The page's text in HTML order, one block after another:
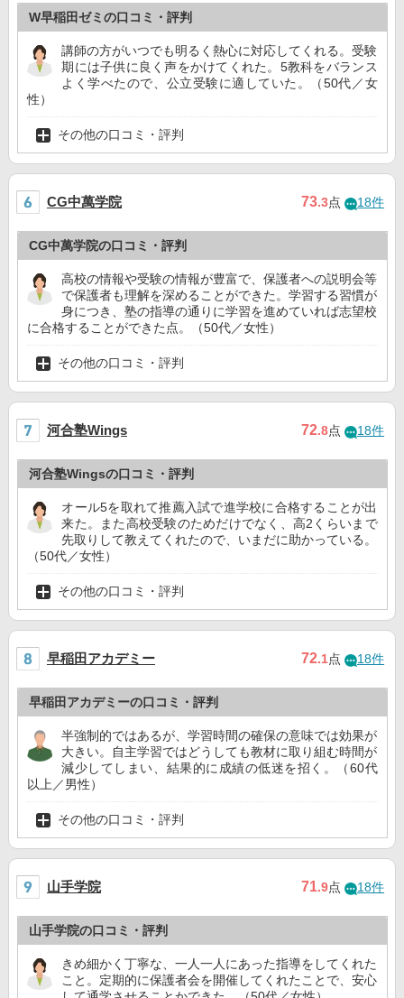
W早稲田ゼミの口コミ・評判
講師の方がいつでも明るく熱心に対応してくれる。受験
期には子供に良く声をかけてくれた。5教科をバランス
よく学べたので、公立受験に適していた。（50代／女
性）
その他の口コミ・評判
CG中萬学院 73.3点 18件
CG中萬学院の口コミ・評判
高校の情報や受験の情報が豊富で、保護者への説明会等
で保護者も理解を深めることができた。学習する習慣が
身につき、塾の指導の通りに学習を進めていれば志望校
に合格することができた点。（50代／女性）
その他の口コミ・評判
河合塾Wings 72.8点 18件
河合塾Wingsの口コミ・評判
オール5を取れて推薦入試で進学校に合格することが出
来た。また高校受験のためだけでなく、高2くらいまで
先取りして教えてくれたので、いまだに助かっている。
（50代／女性）
その他の口コミ・評判
早稲田アカデミー 72.1点 18件
早稲田アカデミーの口コミ・評判
半強制的ではあるが、学習時間の確保の意味では効果が
大きい。自主学習ではどうしても教材に取り組む時間が
減少してしまい、結果的に成績の低迷を招く。（60代
以上／男性）
その他の口コミ・評判
山手学院 71.9点 18件
山手学院の口コミ・評判
きめ細かく丁寧な、一人一人にあった指導をしてくれた
こと。定期的に保護者会を開催してくれたことで、安心